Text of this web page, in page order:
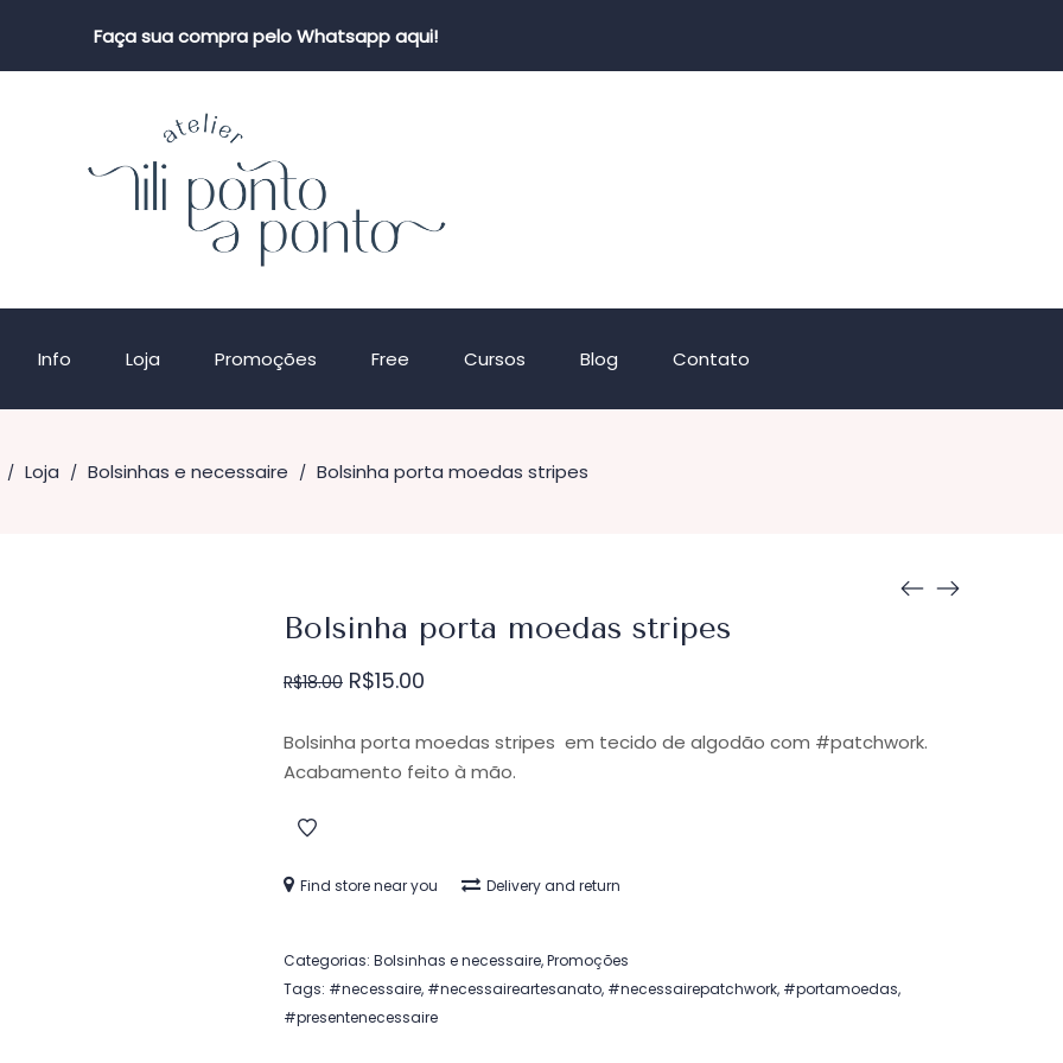
Faça sua compra pelo Whatsapp aqui!
Info Loja Promoções Free Cursos Blog Contato
/ Loja / Bolsinhas e necessaire / Bolsinha porta moedas stripes
Bolsinha porta moedas stripes
R$18.00 O
preço
era:
R$18.00.
R$15.00
é:
R$15.00.
Bolsinha porta moedas stripes em tecido de algodão com #patchwork.
Acabamento feito à mão.
Find store near you Delivery and return
Categorias: Bolsinhas e necessaire,Promoções
Tags: #necessaire, #necessaireartesanato, #necessairepatchwork, #portamoedas,
#presentenecessaire